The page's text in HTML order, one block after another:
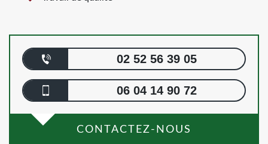
02 52 56 39 05
06 04 14 90 72
CONTACTEZ-NOUS